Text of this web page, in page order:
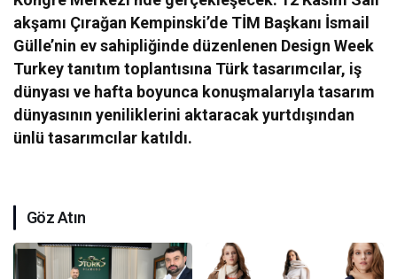
akşamı Çırağan Kempinski’de TİM Başkanı İsmail
Gülle’nin ev sahipliğinde düzenlenen Design Week
Turkey tanıtım toplantısına Türk tasarımcılar, iş
dünyası ve hafta boyunca konuşmalarıyla tasarım
dünyasının yeniliklerini aktaracak yurtdışından
ünlü tasarımcılar katıldı.
Göz Atın